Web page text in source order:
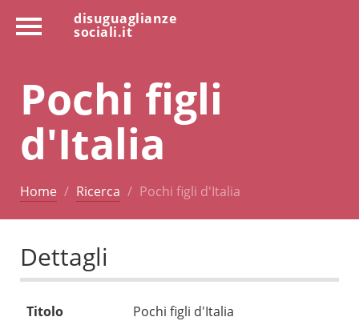
disuguaglianze
sociali.it
Pochi figli
d'Italia
Home Ricerca Pochi figli d'Italia
Dettagli
Titolo Pochi figli d'Italia